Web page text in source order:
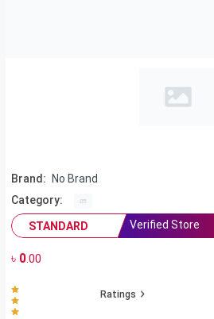
Brand:
No Brand
Category:
STANDARD
Verified Store
৳ 0.00
Ratings